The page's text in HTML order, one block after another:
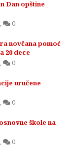
Dan opštine
, 0
novčana pomoć
20 dece
, 0
uručene
, 0
škole na
, 0